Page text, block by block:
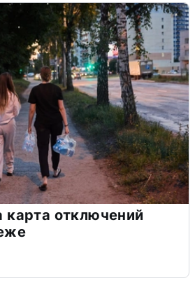
карта отключений